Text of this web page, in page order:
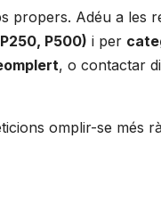
propers. Adéu a les
P500) i per
, o contactar
omplir-se més